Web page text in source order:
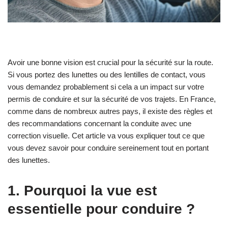
Avoir une bonne vision est crucial pour la sécurité sur la route.
Si vous portez des lunettes ou des lentilles de contact, vous
vous demandez probablement si cela a un impact sur votre
permis de conduire et sur la sécurité de vos trajets. En France,
comme dans de nombreux autres pays, il existe des règles et
des recommandations concernant la conduite avec une
correction visuelle. Cet article va vous expliquer tout ce que
vous devez savoir pour conduire sereinement tout en portant
des lunettes.
1. Pourquoi la vue est
essentielle pour conduire ?